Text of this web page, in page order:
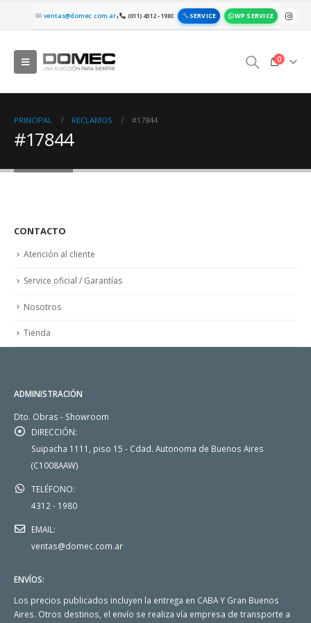
ventas@domec.com.ar| (011) 4312 - 1980 SERVICE WP SERVICE
0
PRINCIPAL RECLAMOS #17844
#17844
CONTACTO
Atención al cliente
Service oficial / Garantías
Nosotros
Tienda
ADMINISTRACIÓN
Dto. Obras - Showroom
DIRECCIÓN:
Suipacha 1111, piso 15 - Cdad. Autonoma de Buenos Aires
(C1008AAW)
TELÉFONO:
4312 - 1980
EMAIL:
ventas@domec.com.ar
ENVÍOS:
Los precios publicados incluyen la entrega en CABA Y Gran Buenos
Aires. Otros destinos, el envío se realiza vía empresa de transporte a